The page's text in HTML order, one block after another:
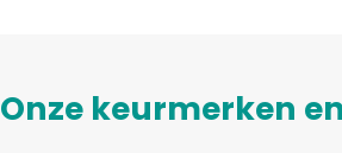
Onze keurmerken